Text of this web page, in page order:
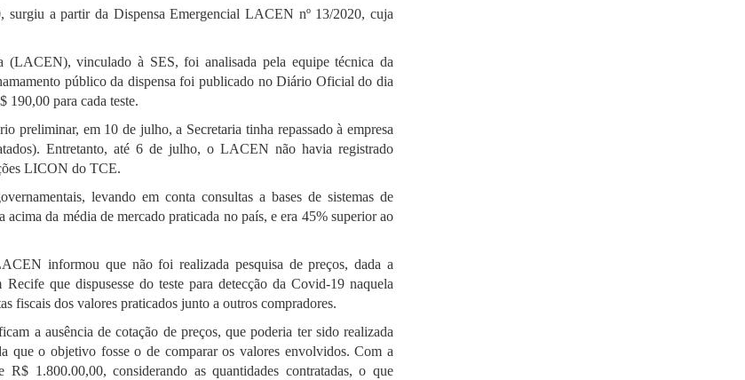
a partir da Dispensa Emergencial LACEN nº 13/2020, cuja
vinculado à SES, foi analisada pela equipe técnica da
público da dispensa foi publicado no Diário Oficial do dia
190,00 para cada teste.
preliminar, em 10 de julho, a Secretaria tinha repassado à empresa
Entretanto, até 6 de julho, o LACEN não havia registrado
LICON do TCE.
levando em conta consultas a bases de sistemas de
da média de mercado praticada no país, e era 45% superior ao
informou que não foi realizada pesquisa de preços, dada a
que dispusesse do teste para detecção da Covid-19 naquela
fiscais dos valores praticados junto a outros compradores.
a ausência de cotação de preços, que poderia ter sido realizada
que o objetivo fosse o de comparar os valores envolvidos. Com a
1.800.00,00, considerando as quantidades contratadas, o que